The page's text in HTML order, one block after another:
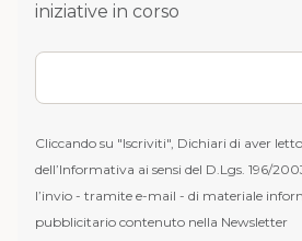
iniziative in corso
Cliccando su "Iscriviti", Dichiari di aver
dell’Informativa ai sensi del D.Lgs. 196/
l’invio - tramite e-mail - di materiale
pubblicitario contenuto nella Newsletter